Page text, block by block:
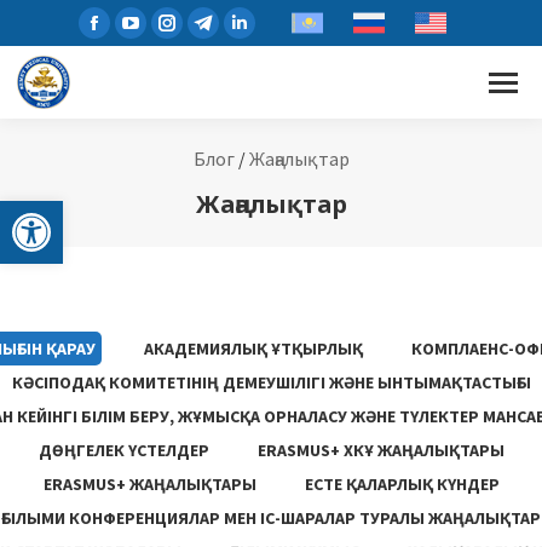
Open toolbar
Блог/Жаңалықтар
Жаңалықтар
ҚАРАУ АКАДЕМИЯЛЫҚ ҰТҚЫРЛЫҚ
КОМПЛАЕНС-
КӘСІПОДАҚ КОМИТЕТІНІҢ ДЕМЕУШІЛІГІ ЖӘНЕ ЫНТЫМАҚТАСТЫҒЫ
КЕЙІНГІ БІЛІМ БЕРУ, ЖҰМЫСҚА ОРНАЛАСУ ЖƏНЕ ТҮЛЕКТЕР
ДӨҢГЕЛЕК ҮСТЕЛДЕР
ERASMUS+ ХКҰ ЖАҢАЛЫҚТАРЫ
ERASMUS+ ЖАҢАЛЫҚТАРЫ
ЕСТЕ ҚАЛАРЛЫҚ КҮНДЕР
ҒЫЛЫМИ КОНФЕРЕНЦИЯЛАР МЕН ІС-ШАРАЛАР ТУРАЛЫ ЖАҢАЛЫҚТАР